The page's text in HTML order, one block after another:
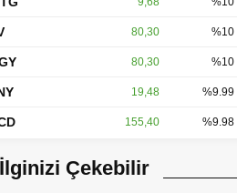
80,30 %10
80,30 %10
19,48 %9.99
155,40 %9.98
İlginizi Çekebilir